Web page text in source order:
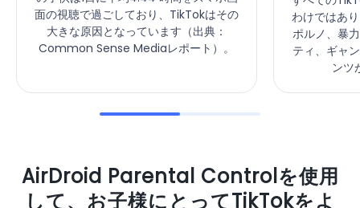
面の視聴で過ごしており、TikTokはその
大きな原因となっています（出典：
Common Sense Mediaレポート）。
わけではあ
ポルノ、暴
ティ、ギャ
ンツ
AirDroid Parental Controlを使用
して、お子様にとってTikTokをよ